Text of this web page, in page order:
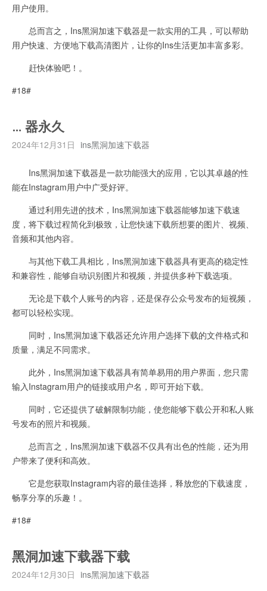
用户使用。
总而言之，Ins黑洞加速下载器是一款实用的工具，可以帮助
用户快速、方便地下载高清图片，让你的Ins生活更加丰富多彩。
赶快体验吧！。
#18#
… 器永久
2024年12月31日 ins黑洞加速下载器
Ins黑洞加速下载器是一款功能强大的应用，它以其卓越的性
能在Instagram用户中广受好评。
通过利用先进的技术，Ins黑洞加速下载器能够加速下载速
度，将下载过程简化到极致，让您快速下载所想要的图片、视频、
音频和其他内容。
与其他下载工具相比，Ins黑洞加速下载器具有更高的稳定性
和兼容性，能够自动识别图片和视频，并提供多种下载选项。
无论是下载个人账号的内容，还是保存公众号发布的短视频，
都可以轻松实现。
同时，Ins黑洞加速下载器还允许用户选择下载的文件格式和
质量，满足不同需求。
此外，Ins黑洞加速下载器具有简单易用的用户界面，您只需
输入Instagram用户的链接或用户名，即可开始下载。
同时，它还提供了破解限制功能，使您能够下载公开和私人账
号发布的照片和视频。
总而言之，Ins黑洞加速下载器不仅具有出色的性能，还为用
户带来了便利和高效。
它是您获取Instagram内容的最佳选择，释放您的下载速度，
畅享分享的乐趣！。
#18#
黑洞加速下载器下载
2024年12月30日 ins黑洞加速下载器